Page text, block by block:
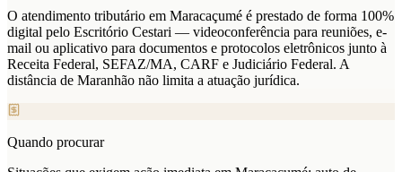
O atendimento tributário em Maracaçumé é prestado de forma 100%
digital pelo Escritório Cestari — videoconferência para reuniões, e-
mail ou aplicativo para documentos e protocolos eletrônicos junto à
Receita Federal, SEFAZ/MA, CARF e Judiciário Federal. A
distância de Maranhão não limita a atuação jurídica.
Quando procurar